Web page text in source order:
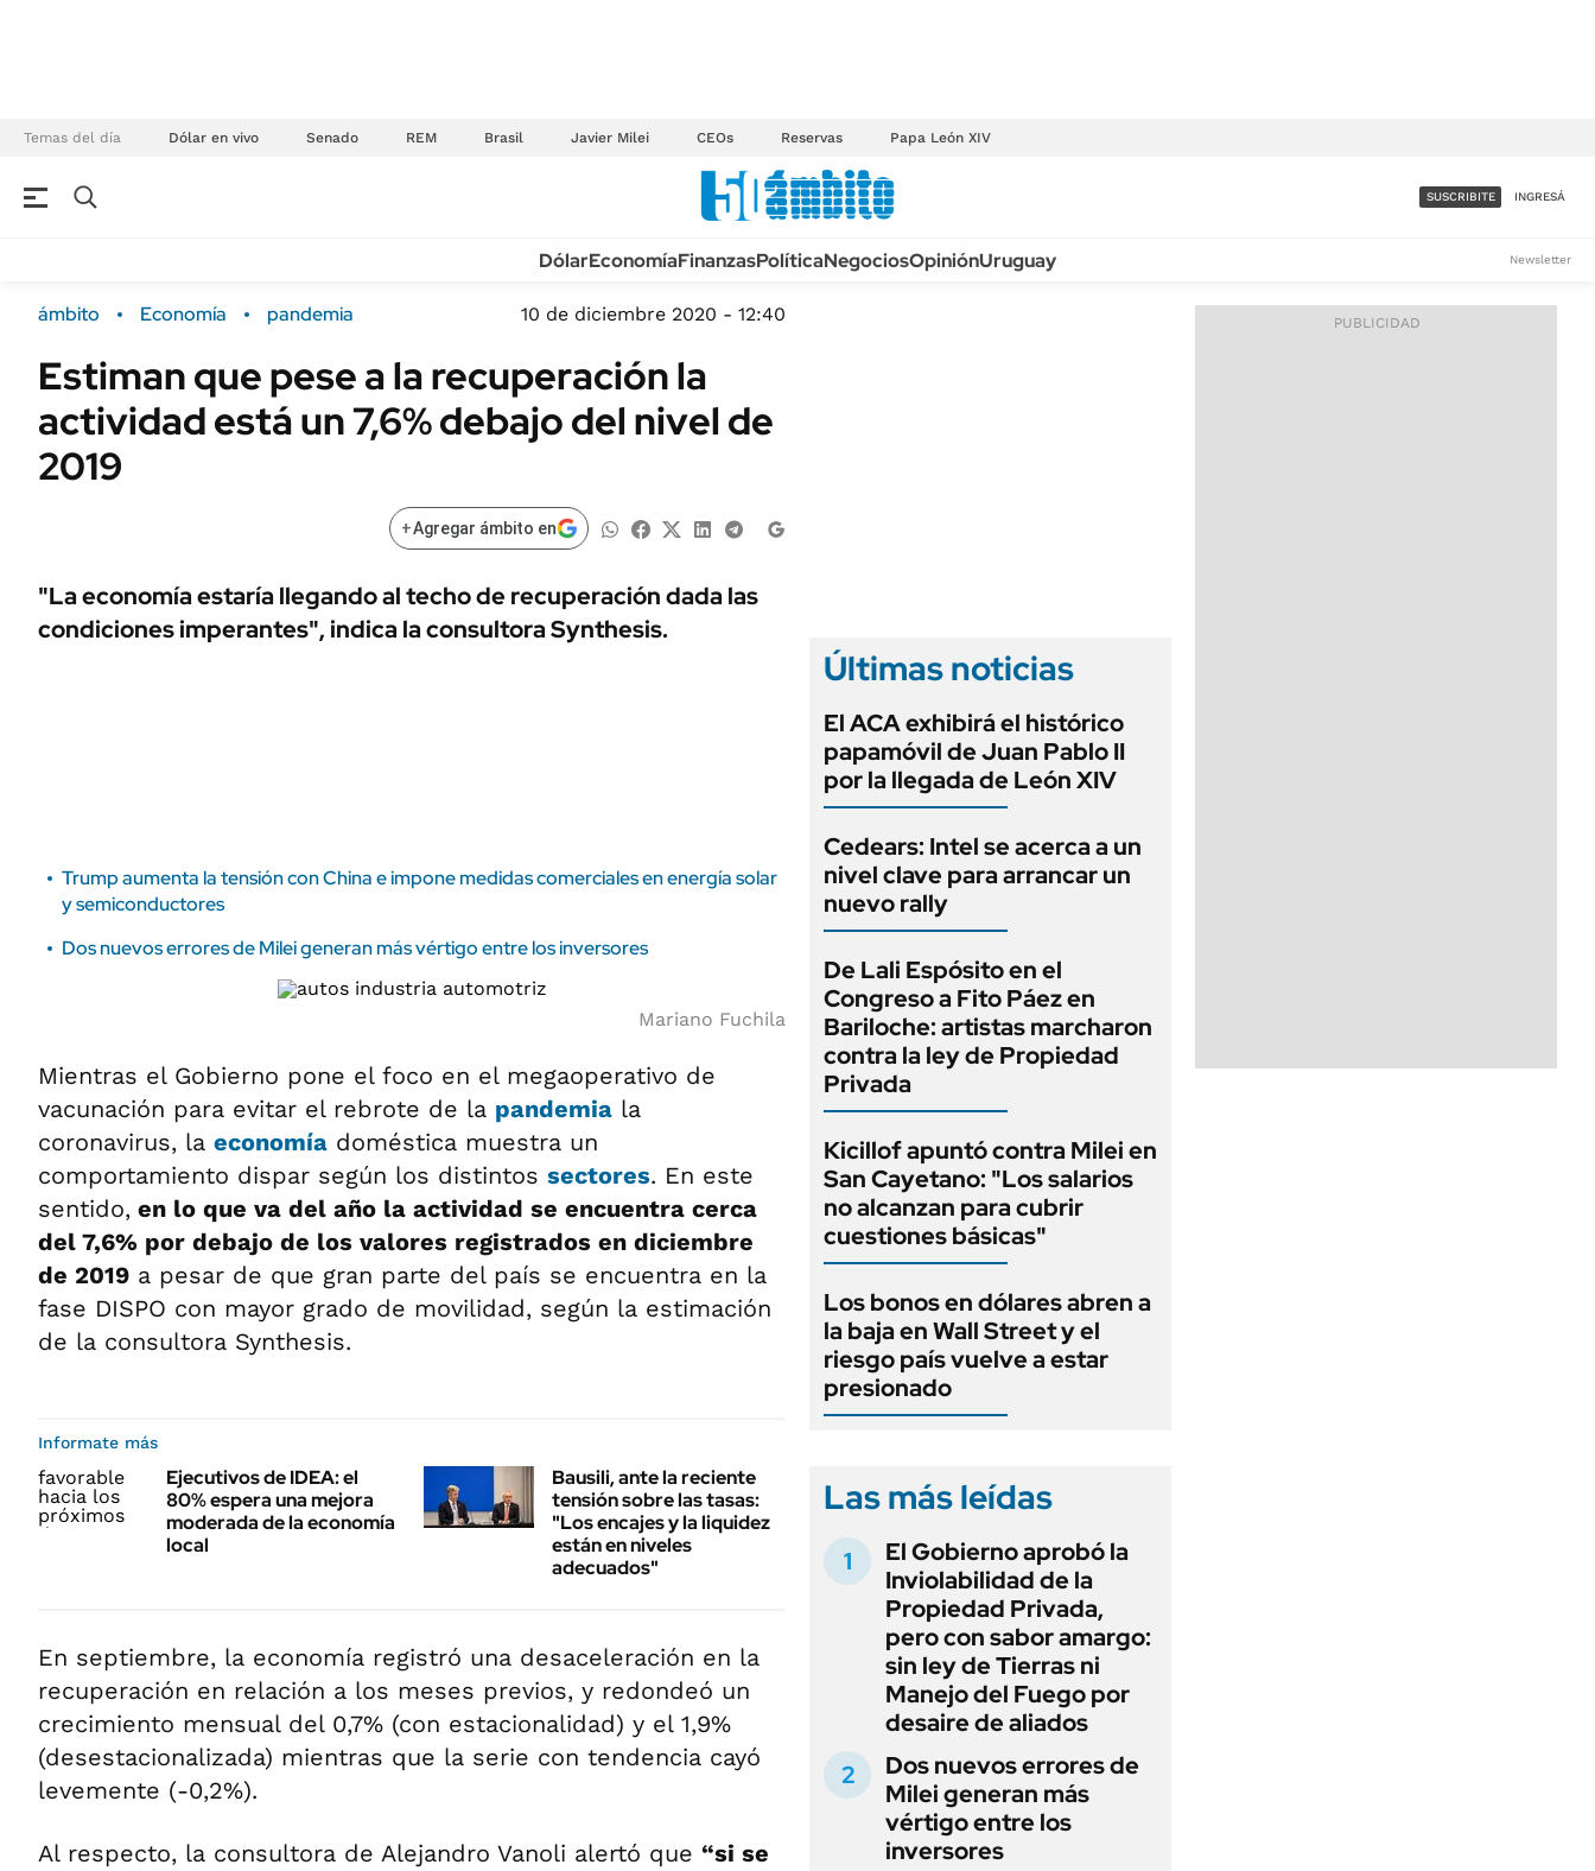
Temas del día Dólar en vivo Senado REM Brasil Javier Milei CEOs Reservas Papa León XIV
Campo
FINANZAS
Dólar
Sustentabilidad
Seguros
ENERGY REPORT
URUGUAY
TECNOLOGÍA
MÉXICO
MUNDO
INFORMACIÓN GENERAL
AUTOS
ACCESO FULL - $1.800/MES
SUSCRIBITE INGRESÁ
DólarEconomíaFinanzasPolíticaNegociosOpiniónUruguay Newsletter
ámbito Economía pandemia 10 de diciembre 2020 - 12:40
Estiman que pese a la recuperación la
actividad está un 7,6% debajo del nivel de
2019
+Agregar ámbito en
"La economía estaría llegando al techo de recuperación dada las
condiciones imperantes", indica la consultora Synthesis.
Trump aumenta la tensión con China e impone medidas comerciales en energía solar
y semiconductores
Dos nuevos errores de Milei generan más vértigo entre los inversores
Mariano Fuchila
Mientras el Gobierno pone el foco en el megaoperativo de
vacunación para evitar el rebrote de la pandemia la
coronavirus, la economía doméstica muestra un
comportamiento dispar según los distintos sectores. En este
sentido, en lo que va del año la actividad se encuentra cerca
del 7,6% por debajo de los valores registrados en diciembre
de 2019 a pesar de que gran parte del país se encuentra en la
fase DISPO con mayor grado de movilidad, según la estimación
de la consultora Synthesis.
Informate más
Ejecutivos de IDEA: el
80% espera una mejora
moderada de la economía
local
Bausili, ante la reciente
tensión sobre las tasas:
"Los encajes y la liquidez
están en niveles
adecuados"
En septiembre, la economía registró una desaceleración en la
recuperación en relación a los meses previos, y redondeó un
crecimiento mensual del 0,7% (con estacionalidad) y el 1,9%
(desestacionalizada) mientras que la serie con tendencia cayó
levemente (-0,2%).
Al respecto, la consultora de Alejandro Vanoli alertó que “si se
Últimas noticias
El ACA exhibirá el histórico
papamóvil de Juan Pablo II
por la llegada de León XIV
Cedears: Intel se acerca a un
nivel clave para arrancar un
nuevo rally
De Lali Espósito en el
Congreso a Fito Páez en
Bariloche: artistas marcharon
contra la ley de Propiedad
Privada
Kicillof apuntó contra Milei en
San Cayetano: "Los salarios
no alcanzan para cubrir
cuestiones básicas"
Los bonos en dólares abren a
la baja en Wall Street y el
riesgo país vuelve a estar
presionado
Las más leídas
El Gobierno aprobó la
Inviolabilidad de la
Propiedad Privada,
pero con sabor amargo:
sin ley de Tierras ni
Manejo del Fuego por
desaire de aliados
Dos nuevos errores de
Milei generan más
vértigo entre los
inversores